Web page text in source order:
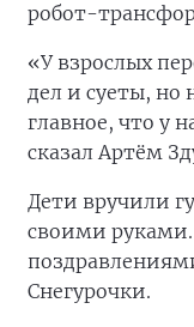
робот-
«У взрослых
дел и суеты, но
главное, что у
сказал Артём
Дети вручили
своими руками.
Снегурочки.